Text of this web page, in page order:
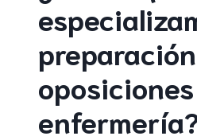
oposiciones
enfermería